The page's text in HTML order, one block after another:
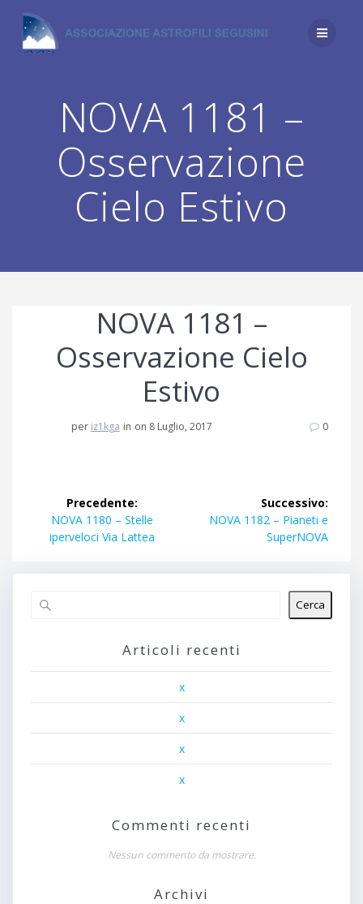
contenuto
NOVA 1181 –
Osservazione
Cielo Estivo
NOVA 1181 –
Osservazione Cielo
Estivo
per iz1kga in on 8 Luglio, 2017 0
Navigazione
articoli
Precedente:
Articolo
precedente:
NOVA 1180 – Stelle
iperveloci Via Lattea
Successivo:
Articolo
successivo:
NOVA 1182 – Pianeti e
SuperNOVA
Cerca
Articoli recenti
x
x
x
x
Commenti recenti
Nessun commento da mostrare.
Archivi